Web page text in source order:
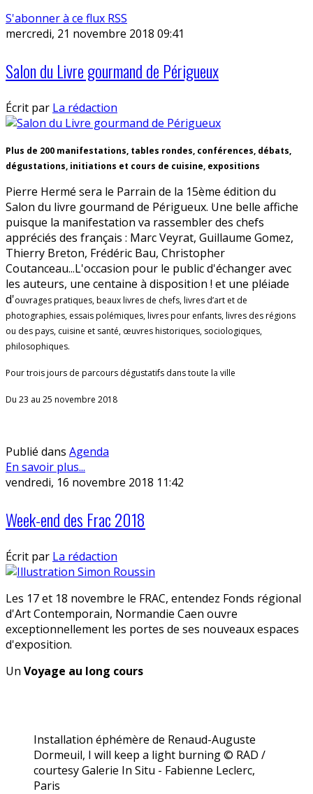
S'abonner à ce flux RSS
mercredi, 21 novembre 2018 09:41
Salon du Livre gourmand de Périgueux
Écrit par La rédaction
Plus de 200 manifestations, tables rondes, conférences, débats,
dégustations, initiations et cours de cuisine, expositions
Pierre Hermé sera le Parrain de la 15ème édition du
Salon du livre gourmand de Périgueux. Une belle affiche
puisque la manifestation va rassembler des chefs
appréciés des français : Marc Veyrat, Guillaume Gomez,
Thierry Breton, Frédéric Bau, Christopher
Coutanceau...L'occasion pour le public d'échanger avec
les auteurs, une centaine à disposition ! et une pléiade
d'ouvrages pratiques, beaux livres de chefs, livres d’art et de
photographies, essais polémiques, livres pour enfants, livres des régions
ou des pays, cuisine et santé, œuvres historiques, sociologiques,
philosophiques.
Pour trois jours de parcours dégustatifs dans toute la ville
Du 23 au 25 novembre 2018
Publié dans Agenda
En savoir plus...
vendredi, 16 novembre 2018 11:42
Week-end des Frac 2018
Écrit par La rédaction
Les 17 et 18 novembre le FRAC, entendez Fonds régional
d'Art Contemporain, Normandie Caen ouvre
exceptionnellement les portes de ses nouveaux espaces
d'exposition.
Un Voyage au long cours
Installation éphémère de Renaud-Auguste
Dormeuil, I will keep a light burning © RAD /
courtesy Galerie In Situ - Fabienne Leclerc,
Paris